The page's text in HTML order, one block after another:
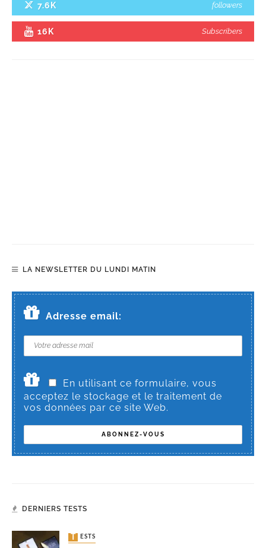
7.6K followers
16K Subscribers
LA NEWSLETTER DU LUNDI MATIN
Adresse email:
En utilisant ce formulaire, vous
acceptez le stockage et le traitement de
vos données par ce site Web.
DERNIERS TESTS
TESTS